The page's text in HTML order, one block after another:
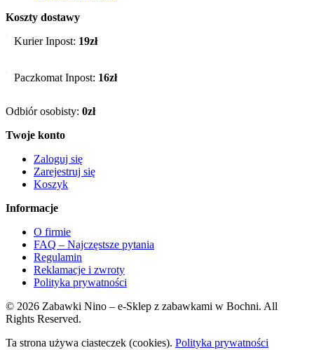
Koszty dostawy
Kurier Inpost: 19zł
Paczkomat Inpost: 16zł
Odbiór osobisty: 0zł
Twoje konto
Zaloguj się
Zarejestruj się
Koszyk
Informacje
O firmie
FAQ – Najczęstsze pytania
Regulamin
Reklamacje i zwroty
Polityka prywatności
© 2026 Zabawki Nino – e-Sklep z zabawkami w Bochni. All
Rights Reserved.
Ta strona używa ciasteczek (cookies). Polityka prywatności